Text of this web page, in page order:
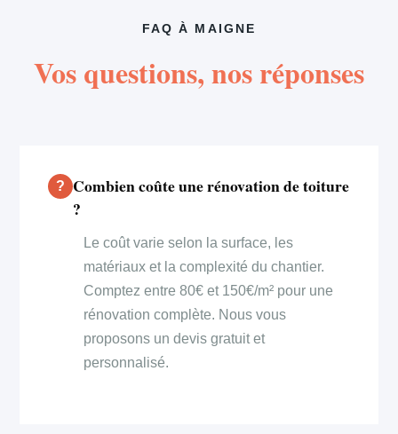
FAQ À MAIGNE
Vos questions, nos réponses
Combien coûte une rénovation de toiture
?
Le coût varie selon la surface, les
matériaux et la complexité du chantier.
Comptez entre 80€ et 150€/m² pour une
rénovation complète. Nous vous
proposons un devis gratuit et
personnalisé.